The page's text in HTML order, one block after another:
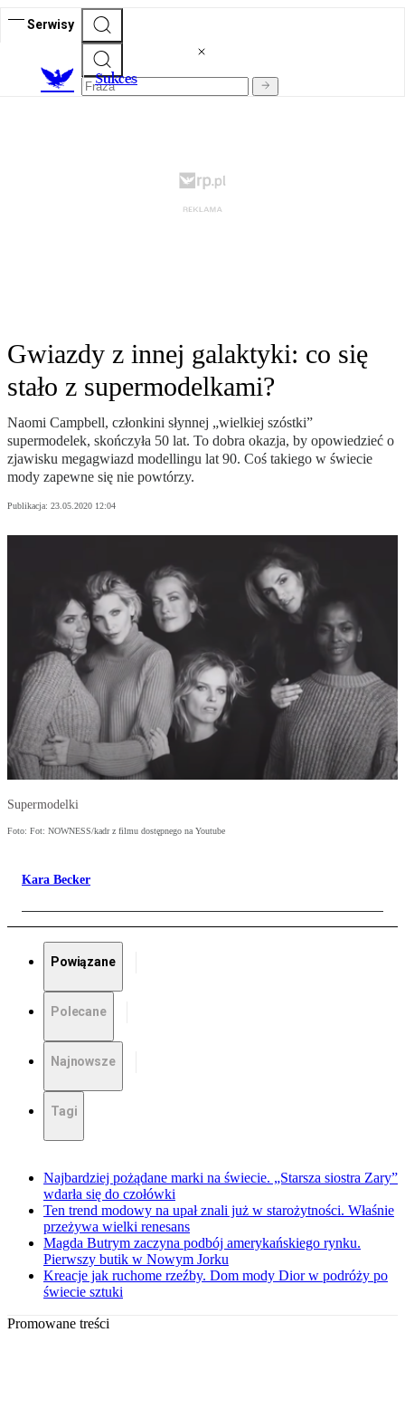
Serwisy
Sukces
Gwiazdy z innej galaktyki: co się
stało z supermodelkami?
Naomi Campbell, członkini słynnej „wielkiej szóstki”
supermodelek, skończyła 50 lat. To dobra okazja, by opowiedzieć o
zjawisku megagwiazd modellingu lat 90. Coś takiego w świecie
mody zapewne się nie powtórzy.
Publikacja: 23.05.2020 12:04
Supermodelki
Foto: Fot: NOWNESS/kadr z filmu dostępnego na Youtube
Kara Becker
Powiązane
Polecane
Najnowsze
Tagi
Najbardziej pożądane marki na świecie. „Starsza siostra Zary”
wdarła się do czołówki
Ten trend modowy na upał znali już w starożytności. Właśnie
przeżywa wielki renesans
Magda Butrym zaczyna podbój amerykańskiego rynku.
Pierwszy butik w Nowym Jorku
Kreacje jak ruchome rzeźby. Dom mody Dior w podróży po
świecie sztuki
Promowane treści